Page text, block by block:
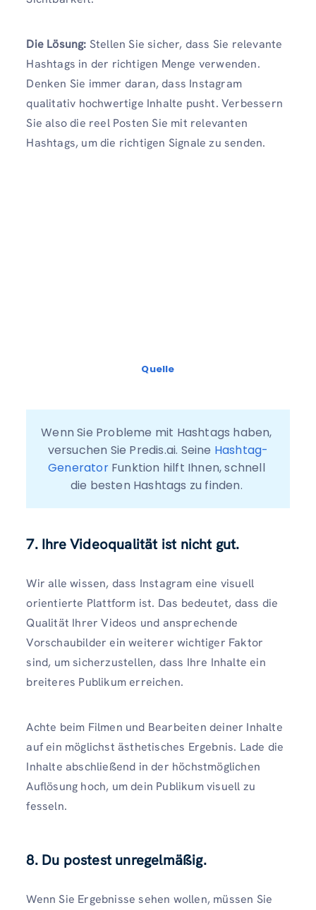
Die Lösung: Stellen Sie sicher, dass Sie relevante
Hashtags in der richtigen Menge verwenden.
Denken Sie immer daran, dass Instagram
qualitativ hochwertige Inhalte pusht. Verbessern
Sie also die reel Posten Sie mit relevanten
Hashtags, um die richtigen Signale zu senden.
Quelle
Wenn Sie Probleme mit Hashtags haben,
versuchen Sie Predis.ai. Seine Hashtag-
Generator Funktion hilft Ihnen, schnell
die besten Hashtags zu finden.
7. Ihre Videoqualität ist nicht gut.
Wir alle wissen, dass Instagram eine visuell
orientierte Plattform ist. Das bedeutet, dass die
Qualität Ihrer Videos und ansprechende
Vorschaubilder ein weiterer wichtiger Faktor
sind, um sicherzustellen, dass Ihre Inhalte ein
breiteres Publikum erreichen.
Achte beim Filmen und Bearbeiten deiner Inhalte
auf ein möglichst ästhetisches Ergebnis. Lade die
Inhalte abschließend in der höchstmöglichen
Auflösung hoch, um dein Publikum visuell zu
fesseln.
8. Du postest unregelmäßig.
Wenn Sie Ergebnisse sehen wollen, müssen Sie